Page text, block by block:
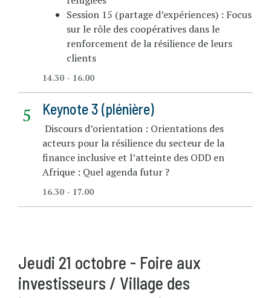
Session 15 (partage d’expériences) : Focus
sur le rôle des coopératives dans le
renforcement de la résilience de leurs
clients
14.30 - 16.00
Keynote 3 (plénière)
Discours d’orientation : Orientations des
acteurs pour la résilience du secteur de la
finance inclusive et l’atteinte des ODD en
Afrique : Quel agenda futur ?
16.30 - 17.00
Jeudi 21 octobre - Foire aux
investisseurs / Village des